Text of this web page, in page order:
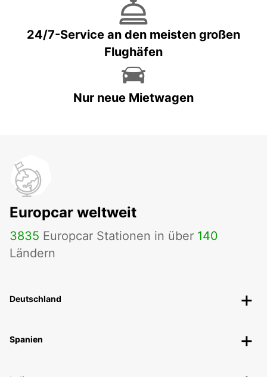
24/7-Service an den meisten großen
Flughäfen
Nur neue Mietwagen
Europcar weltweit
3835 Europcar Stationen in über 140
Ländern
Deutschland
Spanien